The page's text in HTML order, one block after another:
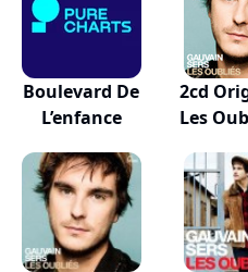
Boulevard De
L’enfance
2cd
Les